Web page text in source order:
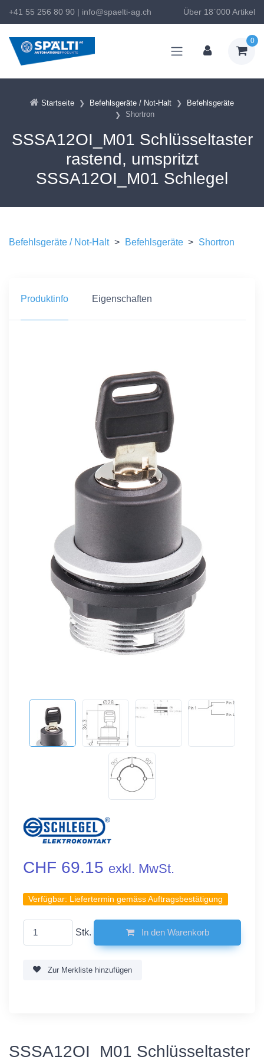
+41 55 256 80 90 | info@spaelti-ag.ch Über 18`000 Artikel
0
Startseite Befehlsgeräte / Not-Halt
Befehlsgeräte
Shortron
SSSA12OI_M01 Schlüsseltaster
rastend, umspritzt
SSSA12OI_M01 Schlegel
Befehlsgeräte / Not-Halt > Befehlsgeräte > Shortron
Produktinfo Eigenschaften
CHF 69.15 exkl. MwSt.
Verfügbar: Liefertermin gemäss Auftragsbestätigung
Stk. In den Warenkorb
Zur Merkliste hinzufügen
SSSA12OI_M01 Schlüsseltaster